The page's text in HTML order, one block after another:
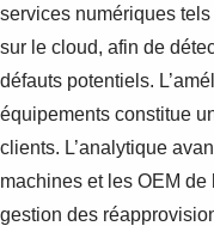
services numériques
sur le cloud, afin de
défauts potentiels.
équipements constitue
clients. L’analytique
machines et les OEM
gestion des